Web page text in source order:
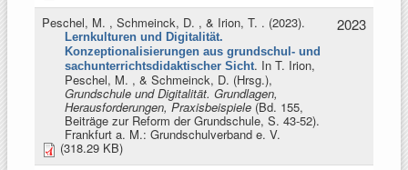
Peschel, M. , Schmeinck, D. , & Irion, T. . (2023).
Lernkulturen und Digitalität.
Konzeptionalisierungen aus grundschul- und
sachunterrichtsdidaktischer Sicht. In T. Irion,
Peschel, M. , & Schmeinck, D. (Hrsg.),
Grundschule und Digitalität. Grundlagen,
Herausforderungen, Praxisbeispiele (Bd. 155,
Beiträge zur Reform der Grundschule, S. 43-52).
Frankfurt a. M.: Grundschulverband e. V.
(318.29 KB)
2023